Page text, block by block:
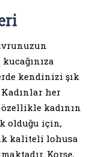
kendinizi şık
her
kadının
olduğu için,
kaliteli lohusa
Korse,